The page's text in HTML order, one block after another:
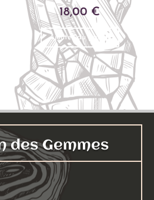
produit
produit
18,00 €
Ajouter au panier
des Gemmes